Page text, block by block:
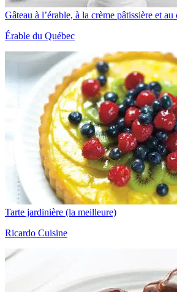
Gâteau à l’érable, à la crème pâtissière et au
Érable du Québec
Tarte jardinière (la meilleure)
Ricardo Cuisine